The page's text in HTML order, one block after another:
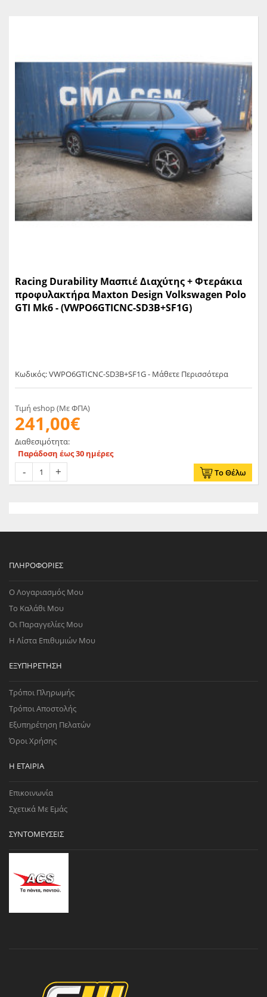
Racing Durability Μασπιέ Διαχύτης + Φτεράκια
προφυλακτήρα Maxton Design Volkswagen Polo
GTI Mk6 - (VWPO6GTICNC-SD3B+SF1G)
Κωδικός: VWPO6GTICNC-SD3B+SF1G - Μάθετε Περισσότερα
Τιμή eshop (Με ΦΠΑ)
241,00€
Διαθεσιμότητα:
Παράδοση έως 30 ημέρες
Το Θέλω
ΠΛΗΡΟΦΟΡΊΕΣ
Ο Λογαριασμός Μου
Το Καλάθι Μου
Οι Παραγγελίες Μου
Η Λίστα Επιθυμιών Μου
ΕΞΥΠΗΡΈΤΗΣΗ
Τρόποι Πληρωμής
Τρόποι Αποστολής
Εξυπηρέτηση Πελατών
Όροι Χρήσης
Η ΕΤΑΙΡΊΑ
Επικοινωνία
Σχετικά Με Εμάς
ΣΥΝΤΟΜΕΎΣΕΙΣ